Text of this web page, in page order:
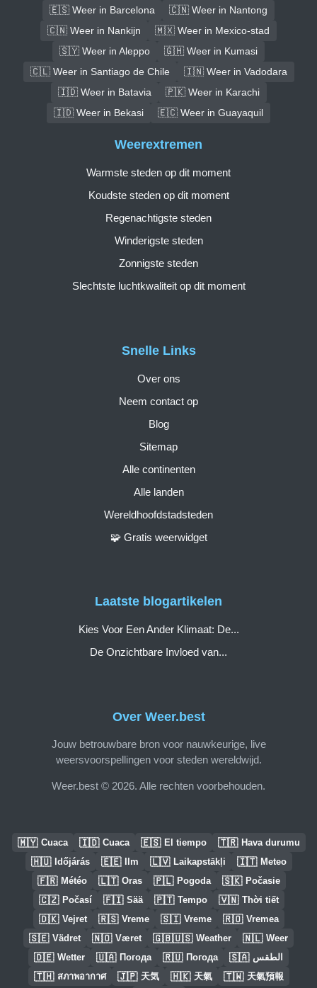
🇪🇸 Weer in Barcelona
🇨🇳 Weer in Nantong
🇨🇳 Weer in Nankijn
🇲🇽 Weer in Mexico-stad
🇸🇾 Weer in Aleppo
🇬🇭 Weer in Kumasi
🇨🇱 Weer in Santiago de Chile
🇮🇳 Weer in Vadodara
🇮🇩 Weer in Batavia
🇵🇰 Weer in Karachi
🇮🇩 Weer in Bekasi
🇪🇨 Weer in Guayaquil
Over Weer.best
Jouw betrouwbare bron voor nauwkeurige, live
weersvoorspellingen voor steden wereldwijd.
Weer.best © 2026. Alle rechten voorbehouden.
Snelle Links
Over ons
Neem contact op
Blog
Sitemap
Alle continenten
Alle landen
Wereldhoofdstadsteden
🧩 Gratis weerwidget
Weerextremen
Warmste steden op dit moment
Koudste steden op dit moment
Regenachtigste steden
Winderigste steden
Zonnigste steden
Slechtste luchtkwaliteit op dit moment
Laatste blogartikelen
Kies Voor Een Ander Klimaat: De...
De Onzichtbare Invloed van...
🇲🇾 Cuaca 🇮🇩 Cuaca 🇪🇸 El tiempo 🇹🇷 Hava durumu
🇭🇺 Időjárás 🇪🇪 Ilm 🇱🇻 Laikapstākļi 🇮🇹 Meteo
🇫🇷 Météo 🇱🇹 Oras 🇵🇱 Pogoda 🇸🇰 Počasie
🇨🇿 Počasí 🇫🇮 Sää 🇵🇹 Tempo 🇻🇳 Thời tiết
🇩🇰 Vejret 🇷🇸 Vreme 🇸🇮 Vreme 🇷🇴 Vremea
🇸🇪 Vädret 🇳🇴 Været 🇬🇧🇺🇸 Weather 🇳🇱 Weer
🇩🇪 Wetter 🇺🇦 Погода 🇷🇺 Погода 🇸🇦 الطقس
🇹🇭 สภาพอากาศ 🇯🇵 天気 🇭🇰 天氣 🇹🇼 天氣預報